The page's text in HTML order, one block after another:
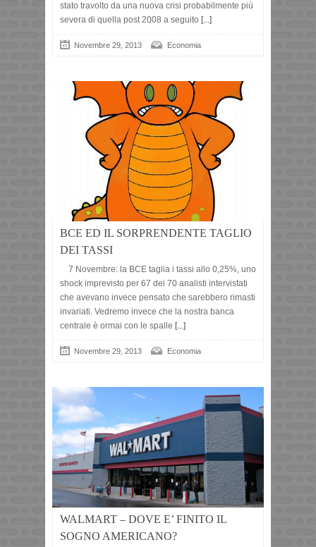
stato travolto da una nuova crisi probabilmente più
severa di quella post 2008 a seguito [...]
Novembre 29, 2013 Economia
BCE ED IL SORPRENDENTE TAGLIO
DEI TASSI
7 Novembre: la BCE taglia i tassi allo 0,25%, uno
shock imprevisto per 67 dei 70 analisti intervistati
che avevano invece pensato che sarebbero rimasti
invariati. Vedremo invece che la nostra banca
centrale è ormai con le spalle [...]
Novembre 29, 2013 Economia
WALMART – DOVE E’ FINITO IL
SOGNO AMERICANO?